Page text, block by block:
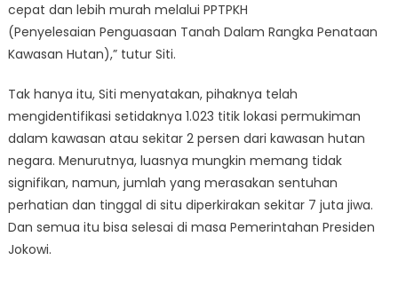
cepat dan lebih murah melalui PPTPKH
(Penyelesaian Penguasaan Tanah Dalam Rangka Penataan
Kawasan Hutan),” tutur Siti.
Tak hanya itu, Siti menyatakan, pihaknya telah
mengidentifikasi setidaknya 1.023 titik lokasi permukiman
dalam kawasan atau sekitar 2 persen dari kawasan hutan
negara. Menurutnya, luasnya mungkin memang tidak
signifikan, namun, jumlah yang merasakan sentuhan
perhatian dan tinggal di situ diperkirakan sekitar 7 juta jiwa.
Dan semua itu bisa selesai di masa Pemerintahan Presiden
Jokowi.